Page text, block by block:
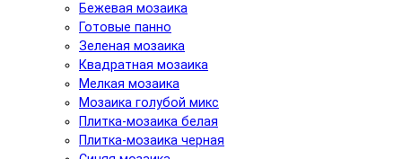
Бежевая мозаика
Готовые панно
Зеленая мозаика
Квадратная мозаика
Мелкая мозаика
Мозаика голубой микс
Плитка-мозаика белая
Плитка-мозаика черная